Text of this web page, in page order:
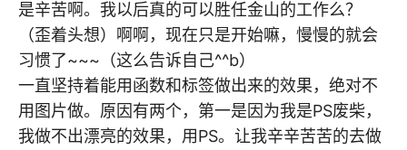
是辛苦啊。我以后真的可以胜任金山的工作么？
（歪着头想）啊啊，现在只是开始嘛，慢慢的就会
习惯了~~~（这么告诉自己^^b）
一直坚持着能用函数和标签做出来的效果，绝对不
用图片做。原因有两个，第一是因为我是PS废柴，
我做不出漂亮的效果，用PS。让我辛辛苦苦的去做